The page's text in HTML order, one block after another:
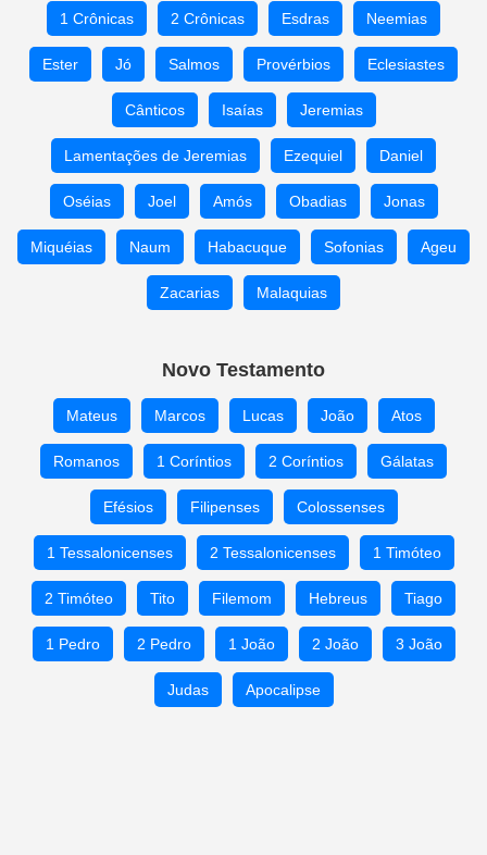
1 Crônicas 2 Crônicas Esdras Neemias
Ester Jó Salmos Provérbios Eclesiastes
Cânticos Isaías Jeremias
Lamentações de Jeremias Ezequiel Daniel
Oséias Joel Amós Obadias Jonas
Miquéias Naum Habacuque Sofonias Ageu
Zacarias Malaquias
Novo Testamento
Mateus Marcos Lucas João Atos
Romanos 1 Coríntios 2 Coríntios Gálatas
Efésios Filipenses Colossenses
1 Tessalonicenses 2 Tessalonicenses 1 Timóteo
2 Timóteo Tito Filemom Hebreus Tiago
1 Pedro 2 Pedro 1 João 2 João 3 João
Judas Apocalipse